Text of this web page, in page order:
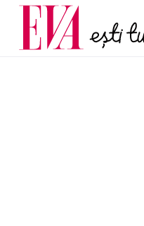
Carieră
Actualitate